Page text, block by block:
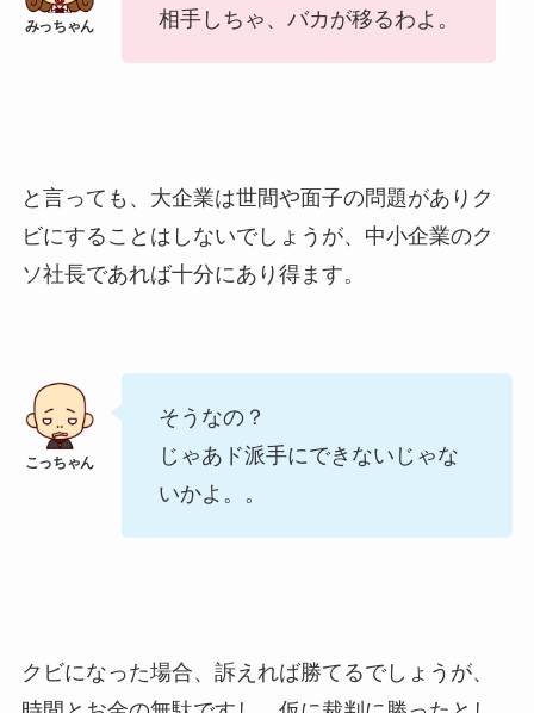
相手しちゃ、バカが移るわよ。
と言っても、大企業は世間や面子の問題がありク
ビにすることはしないでしょうが、中小企業のク
ソ社長であれば十分にあり得ます。
そうなの？
じゃあド派手にできないじゃな
いかよ。。
クビになった場合、訴えれば勝てるでしょうが、